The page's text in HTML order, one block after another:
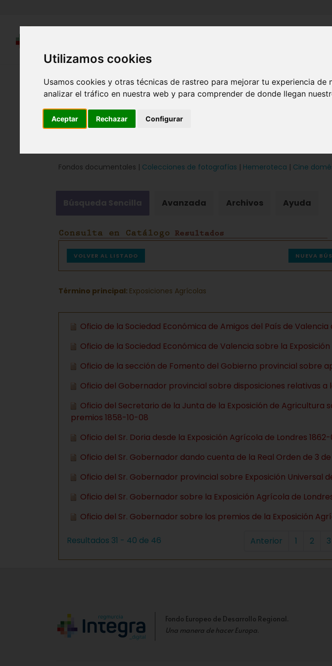
Utilizamos cookies
Usamos cookies y otras técnicas de rastreo para mejorar tu experiencia
analizar el tráfico en nuestra web y para comprender de donde llegan
Aceptar Rechazar Configurar
Fondos documentales | Colecciones de fotografías | Hemeroteca | Cine
Búsqueda Sencilla Avanzada Archivos Ayuda
VOLVER AL LISTADO NUEVA
Término principal: Exposiciones Agrícolas
Oficio de la Sociedad Económica de Amigos del País de
Oficio de la Sociedad Económica de Valencia sobre la
Oficio de la sección de Fomento del Gobierno provincial sobre
Oficio del Gobernador provincial sobre disposiciones relativas a
Oficio del Secretario de la Junta de la Exposición de
premios 1858-10-08
Oficio del Sr. Doria desde la Exposición Agrícola de Londres
Oficio del Sr. Gobernador dando cuenta de la Real Orden de 3 de
Oficio del Sr. Gobernador provincial sobre Exposición Universal
Oficio del Sr. Gobernador sobre la Exposición Agrícola de
Oficio del Sr. Gobernador sobre los premios de la Exposición
Resultados 31 - 40 de 46 Anterior 1 2 3
Fondo Europeo de Desarrollo Regional.
Una manera de hacer Europa.